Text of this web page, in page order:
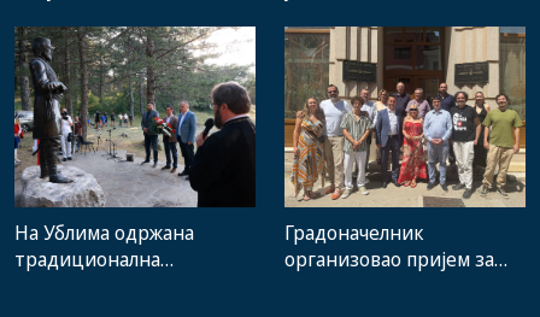
стадиону малих игара
нови мобилијар
На Ублима одржана
традиционална
Градоначелник
организовао пријем за